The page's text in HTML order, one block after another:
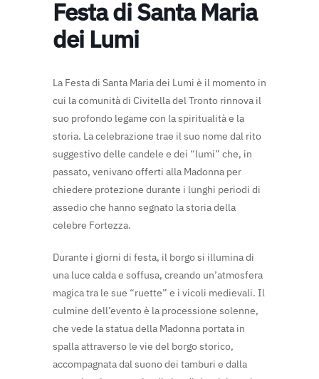
Festa di Santa Maria
dei Lumi
La Festa di Santa Maria dei Lumi è il momento in
cui la comunità di Civitella del Tronto rinnova il
suo profondo legame con la spiritualità e la
storia. La celebrazione trae il suo nome dal rito
suggestivo delle candele e dei “lumi” che, in
passato, venivano offerti alla Madonna per
chiedere protezione durante i lunghi periodi di
assedio che hanno segnato la storia della
celebre Fortezza.
Durante i giorni di festa, il borgo si illumina di
una luce calda e soffusa, creando un’atmosfera
magica tra le sue “ruette” e i vicoli medievali. Il
culmine dell’evento è la processione solenne,
che vede la statua della Madonna portata in
spalla attraverso le vie del borgo storico,
accompagnata dal suono dei tamburi e dalla